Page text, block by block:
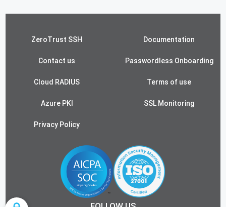
ZeroTrust SSH Documentation
Contact us Passwordless Onboarding
Cloud RADIUS Terms of use
Azure PKI SSL Monitoring
Privacy Policy